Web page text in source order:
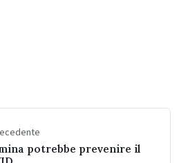
potrebbe prevenire il